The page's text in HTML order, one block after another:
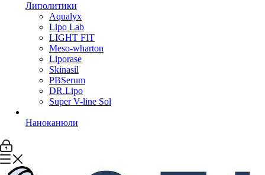
Липолитики
Aqualyx
Lipo Lab
LIGHT FIT
Meso-wharton
Liporase
Skinasil
PBSerum
DR.Lipo
Super V-line Sol
Наноканюли